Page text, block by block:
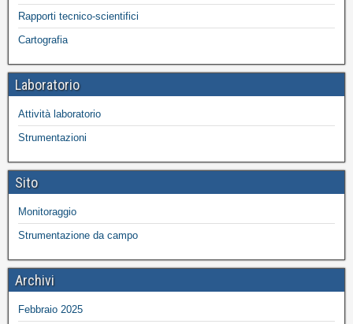
Rapporti tecnico-scientifici
Cartografia
Laboratorio
Attività laboratorio
Strumentazioni
Sito
Monitoraggio
Strumentazione da campo
Archivi
Febbraio 2025